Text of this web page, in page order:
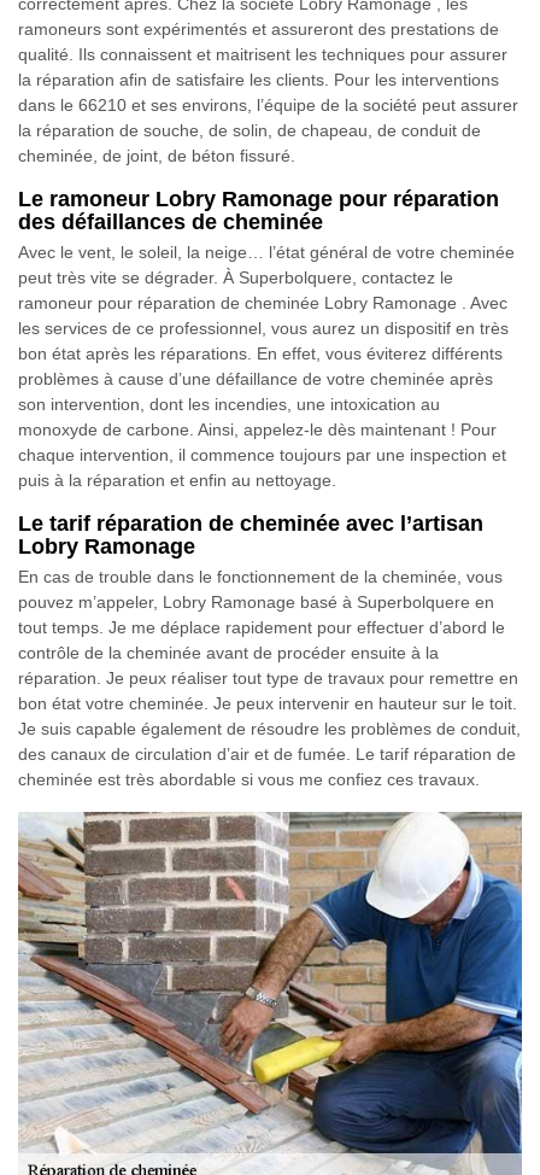
correctement après. Chez la société Lobry Ramonage , les
ramoneurs sont expérimentés et assureront des prestations de
qualité. Ils connaissent et maitrisent les techniques pour assurer
la réparation afin de satisfaire les clients. Pour les interventions
dans le 66210 et ses environs, l’équipe de la société peut assurer
la réparation de souche, de solin, de chapeau, de conduit de
cheminée, de joint, de béton fissuré.
Le ramoneur Lobry Ramonage pour réparation
des défaillances de cheminée
Avec le vent, le soleil, la neige… l’état général de votre cheminée
peut très vite se dégrader. À Superbolquere, contactez le
ramoneur pour réparation de cheminée Lobry Ramonage . Avec
les services de ce professionnel, vous aurez un dispositif en très
bon état après les réparations. En effet, vous éviterez différents
problèmes à cause d’une défaillance de votre cheminée après
son intervention, dont les incendies, une intoxication au
monoxyde de carbone. Ainsi, appelez-le dès maintenant ! Pour
chaque intervention, il commence toujours par une inspection et
puis à la réparation et enfin au nettoyage.
Le tarif réparation de cheminée avec l’artisan
Lobry Ramonage
En cas de trouble dans le fonctionnement de la cheminée, vous
pouvez m’appeler, Lobry Ramonage basé à Superbolquere en
tout temps. Je me déplace rapidement pour effectuer d’abord le
contrôle de la cheminée avant de procéder ensuite à la
réparation. Je peux réaliser tout type de travaux pour remettre en
bon état votre cheminée. Je peux intervenir en hauteur sur le toit.
Je suis capable également de résoudre les problèmes de conduit,
des canaux de circulation d’air et de fumée. Le tarif réparation de
cheminée est très abordable si vous me confiez ces travaux.